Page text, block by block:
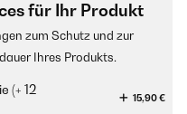
für Ihr Produkt
zum Schutz und zur
Ihres Produkts.
(+ 12
15,90 €